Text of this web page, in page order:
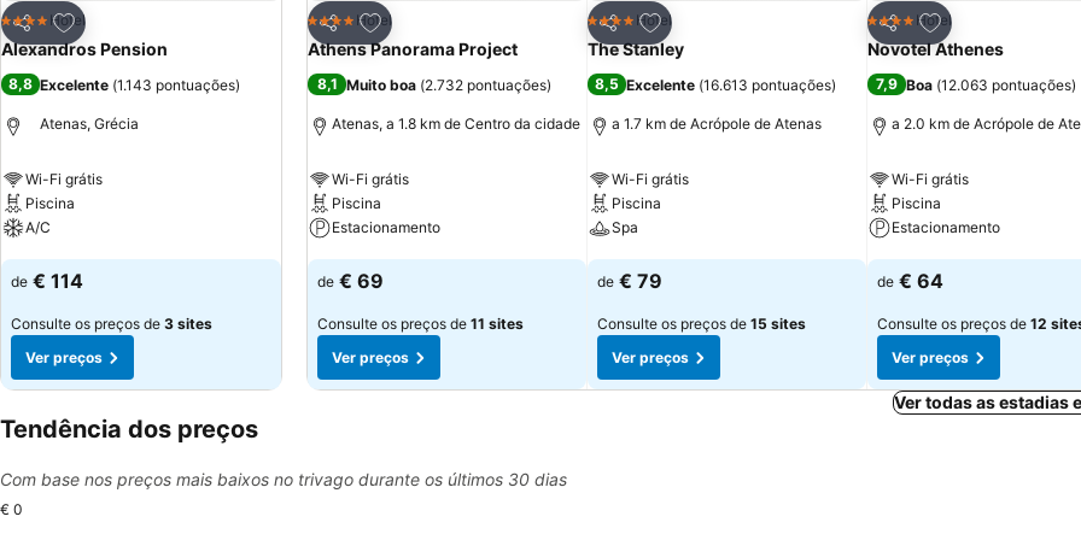
Partilhar
Adicionar aos favoritos
4 EstrelasHotel
Alexandros Pension
8,8 Excelente (1.143 pontuações)
Atenas, Grécia
Wi-Fi grátis
Piscina
A/C
Ver preços
de € 114
Consulte os preços de 3 sites
Ver preços
Partilhar
Adicionar aos favoritos
4 EstrelasHotel
Athens Panorama Project
8,1 Muito boa (2.732 pontuações)
Atenas, a 1.8 km de Centro da cidade
Wi-Fi grátis
Piscina
Estacionamento
Ver preços
de € 69
Consulte os preços de 11 sites
Ver preços
Partilhar
Adicionar aos favoritos
4 EstrelasHotel
The Stanley
8,5 Excelente (16.613 pontuações)
a 1.7 km de Acrópole de Atenas
Wi-Fi grátis
Piscina
Spa
Ver preços
de € 79
Consulte os preços de 15 sites
Ver preços
Partilhar
Adicionar aos
4 EstrelasHotel
Novotel Athenes
7,9 Boa (12.063 pontuações)
a 2.0 km de Acrópole de
Wi-Fi grátis
Piscina
Estacionamento
Ver preços
de € 64
Consulte os preços de 12
Ver preços
Ver todas as estadias
Tendência dos preços
Com base nos preços mais baixos no trivago durante os últimos 30 dias
€ 0